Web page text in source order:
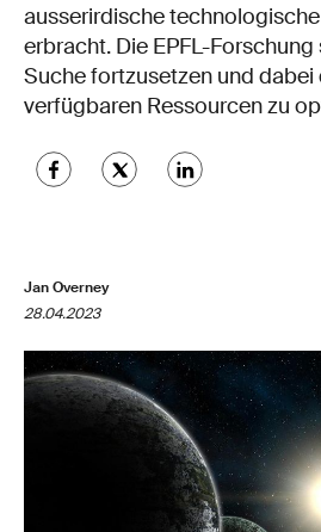
ausserirdische
erbracht. Die EPFL-
Suche fortzusetzen und
verfügbaren Ressourcen zu
Jan Overney
28.04.2023